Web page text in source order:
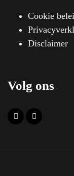
Cookie
Disclaimer
Volg ons